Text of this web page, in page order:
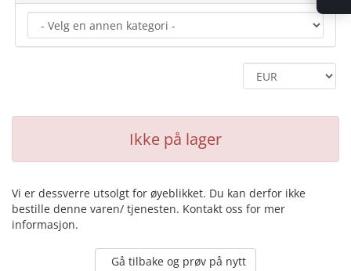
Ikke på lager
Vi er dessverre utsolgt for øyeblikket. Du kan derfor ikke
bestille denne varen/ tjenesten. Kontakt oss for mer
informasjon.
Gå tilbake og prøv på nytt